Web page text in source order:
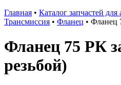
Главная • Каталог запчастей
Трансмиссия • Фланец • Фланец
Фланец 75 РК
резьбой)